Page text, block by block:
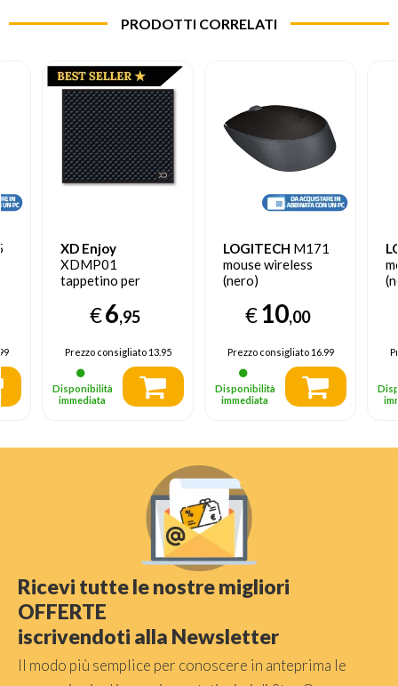
PRODOTTI CORRELATI
XD Enjoy
XDMP01
tappetino per
€6,95
Prezzo consigliato13.95
Disponibilità
immediata
LOGITECH M171
mouse wireless
(nero)
€10,00
Prezzo consigliato16.99
Disponibilità
immediata
Ricevi tutte le nostre migliori
OFFERTE
iscrivendoti alla Newsletter
Il modo più semplice per conoscere in anteprima le